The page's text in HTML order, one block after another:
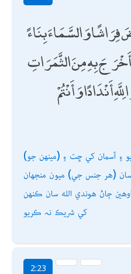
وَالسَّمَاءَ بِنَاءً
بِهِ مِنَ الثَّمَرَاتِ
أَنْدَادًا وَأَنْتُمْ
۽ آسمان کي ڇت ۽ (مينھن جو)
سان (ھر جنس جي) ميون منجھان
ڄاڻ ھوندي الله سان ڪنھن
کي شريڪ نہ ڪريو
2:23